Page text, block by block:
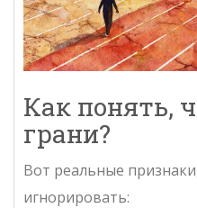
Как понять,
грани?
Вот реальные
игнорировать: